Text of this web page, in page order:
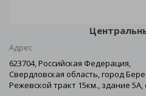
Адрес
623704, Российская Федерация,
Свердловская область, город
Режевской тракт 15км., здание 5А,